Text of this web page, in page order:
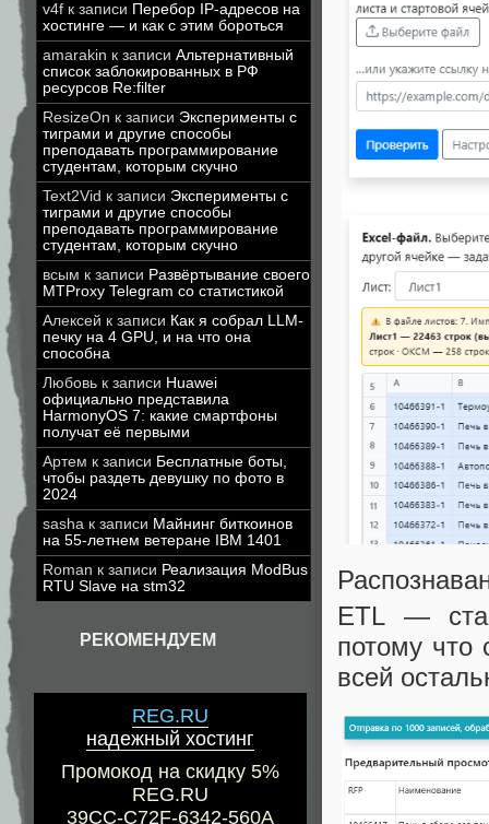
v4f к записи Перебор IP-адресов на
хостинге — и как с этим бороться
amarakin к записи Альтернативный
список заблокированных в РФ
ресурсов Re:filter
ResizeOn к записи Эксперименты с
тиграми и другие способы
преподавать программирование
студентам, которым скучно
Text2Vid к записи Эксперименты с
тиграми и другие способы
преподавать программирование
студентам, которым скучно
всым к записи Развёртывание своего
MTProxy Telegram со статистикой
Алексей к записи Как я собрал LLM-
печку на 4 GPU, и на что она
способна
Любовь к записи Huawei
официально представила
HarmonyOS 7: какие смартфоны
получат её первыми
Артем к записи Бесплатные боты,
чтобы раздеть девушку по фото в
2024
sasha к записи Майнинг биткоинов
на 55-летнем ветеране IBM 1401
Roman к записи Реализация ModBus
RTU Slave на stm32
РЕКОМЕНДУЕМ
REG.RU
надежный хостинг
Промокод на скидку 5%
REG.RU
39CC-C72F-6342-560A
ETL —
потому что
всей